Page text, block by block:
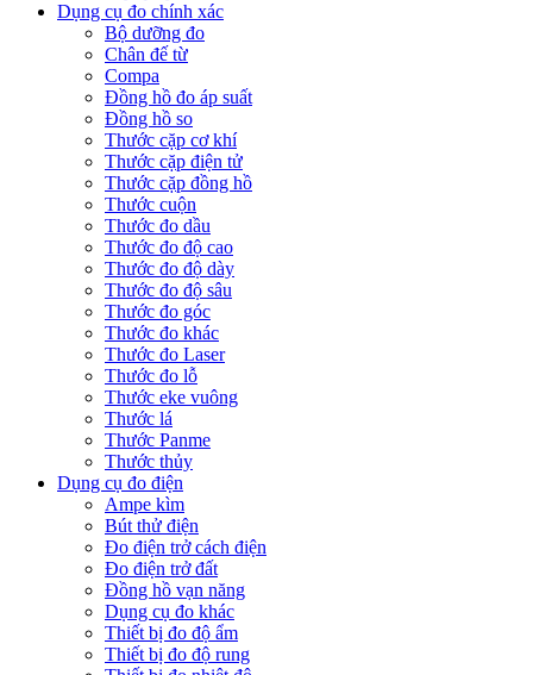
Dụng cụ đo chính xác
Bộ dưỡng đo
Chân đế từ
Compa
Đồng hồ đo áp suất
Đồng hồ so
Thước cặp cơ khí
Thước cặp điện tử
Thước cặp đồng hồ
Thước cuộn
Thước đo dầu
Thước đo độ cao
Thước đo độ dày
Thước đo độ sâu
Thước đo góc
Thước đo khác
Thước đo Laser
Thước đo lỗ
Thước eke vuông
Thước lá
Thước Panme
Thước thủy
Dụng cụ đo điện
Ampe kìm
Bút thử điện
Đo điện trở cách điện
Đo điện trở đất
Đồng hồ vạn năng
Dụng cụ đo khác
Thiết bị đo độ ẩm
Thiết bị đo độ rung